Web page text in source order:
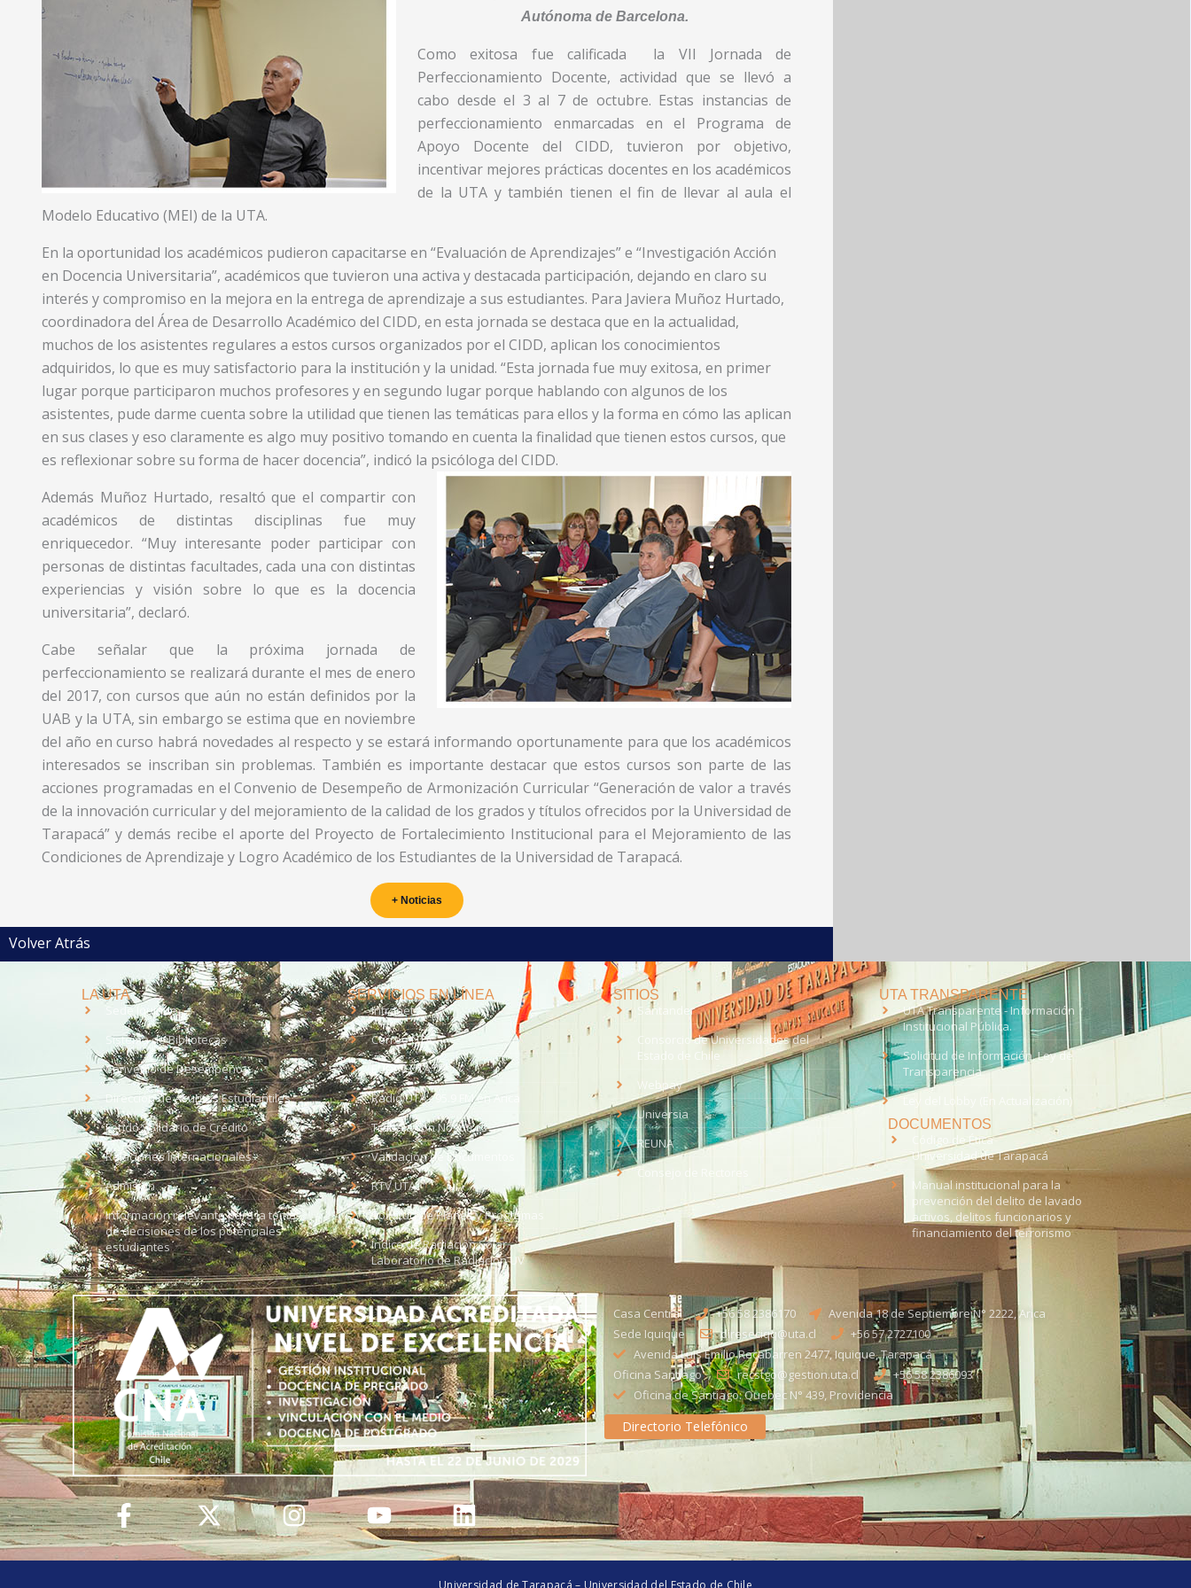
Autónoma de Barcelona.
Como exitosa fue calificada la VII Jornada de
Perfeccionamiento Docente, actividad que se llevó a
cabo desde el 3 al 7 de octubre. Estas instancias de
perfeccionamiento enmarcadas en el Programa de
Apoyo Docente del CIDD, tuvieron por objetivo,
incentivar mejores prácticas docentes en los académicos
de la UTA y también tienen el fin de llevar al aula el
Modelo Educativo (MEI) de la UTA.
En la oportunidad los académicos pudieron capacitarse en “Evaluación de Aprendizajes” e “Investigación Acción
en Docencia Universitaria”, académicos que tuvieron una activa y destacada participación, dejando en claro su
interés y compromiso en la mejora en la entrega de aprendizaje a sus estudiantes. Para Javiera Muñoz Hurtado,
coordinadora del Área de Desarrollo Académico del CIDD, en esta jornada se destaca que en la actualidad,
muchos de los asistentes regulares a estos cursos organizados por el CIDD, aplican los conocimientos
adquiridos, lo que es muy satisfactorio para la institución y la unidad. “Esta jornada fue muy exitosa, en primer
lugar porque participaron muchos profesores y en segundo lugar porque hablando con algunos de los
asistentes, pude darme cuenta sobre la utilidad que tienen las temáticas para ellos y la forma en cómo las aplican
en sus clases y eso claramente es algo muy positivo tomando en cuenta la finalidad que tienen estos cursos, que
es reflexionar sobre su forma de hacer docencia”, indicó la psicóloga del CIDD.
Además Muñoz Hurtado, resaltó que el compartir con
académicos de distintas disciplinas fue muy
enriquecedor. “Muy interesante poder participar con
personas de distintas facultades, cada una con distintas
experiencias y visión sobre lo que es la docencia
universitaria”, declaró.
Cabe señalar que la próxima jornada de
perfeccionamiento se realizará durante el mes de enero
del 2017, con cursos que aún no están definidos por la
UAB y la UTA, sin embargo se estima que en noviembre
del año en curso habrá novedades al respecto y se estará informando oportunamente para que los académicos
interesados se inscriban sin problemas. También es importante destacar que estos cursos son parte de las
acciones programadas en el Convenio de Desempeño de Armonización Curricular “Generación de valor a través
de la innovación curricular y del mejoramiento de la calidad de los grados y títulos ofrecidos por la Universidad de
Tarapacá” y demás recibe el aporte del Proyecto de Fortalecimiento Institucional para el Mejoramiento de las
Condiciones de Aprendizaje y Logro Académico de los Estudiantes de la Universidad de Tarapacá.
+ Noticias
Volver Atrás
LA UTA
Sede Iquique
Sistema de Bibliotecas
Convenio de Desempeño
Dirección de Asuntos Estudiantiles
Fondo Solidario de Crédito
Relaciones Internacionales
Admisión
Información relevante para la toma
de decisiones de los potenciales
estudiantes
SERVICIOS EN LÍNEA
Intranet
Correo UTA
EUDEV UTAmed
Radio UTA - 95.9 FM en Arica
Trabaja con Nosotros
Validación de Documentos
RTV UTA
Solicitud de Planes y Programas
Índice de Radiación Solar -
Laboratorio de Radiación UV
SITIOS
Santander
Consorcio de Universidades del
Estado de Chile
Webpay
Universia
REUNA
UTA TRANSPARENTE
UTA Transparente - Información
Institucional Pública.
Solicitud de Información, Ley de
Transparencia
Ley del Lobby (En Actualización)
DOCUMENTOS
Código de Ética
Universidad de Tarapacá
Manual institucional para la
prevención del delito de lavado
activos, delitos funcionarios y
financiamiento del terrorismo
Casa Central +56 58 2386170
Avenida 18 de Septiembre N° 2222, Arica
Sede Iquique
direseciqq@uta.cl
+56 57 2727100​
Avenida Luis Emilio Recabarren 2477, Iquique, Tarapacá
Oficina Santiago
recstgo@gestion.uta.cl
+56 58 2386093
Oficina de Santiago: Quebec N° 439, Providencia
Directorio Telefónico